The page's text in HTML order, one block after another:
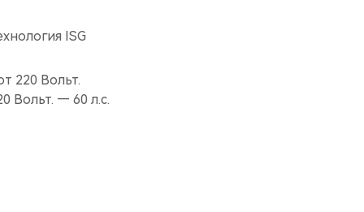
ISG
220 Вольт.
Вольт. — 60 л.с.